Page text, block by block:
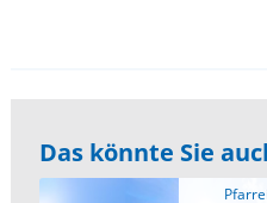
Das könnte Sie